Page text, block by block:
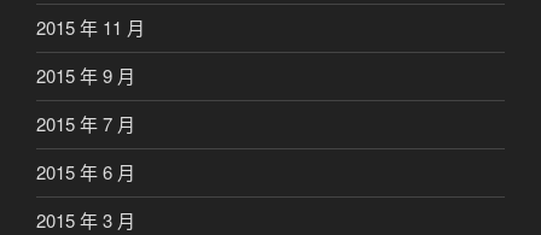
2015 年 11 月
2015 年 9 月
2015 年 7 月
2015 年 6 月
2015 年 3 月